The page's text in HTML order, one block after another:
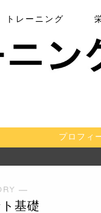
トレーニング
プロフィ
―
基礎